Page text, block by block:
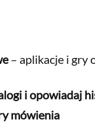
– aplikacje i gry
i opowiadaj
mówienia